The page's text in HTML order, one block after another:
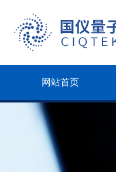
网站首页